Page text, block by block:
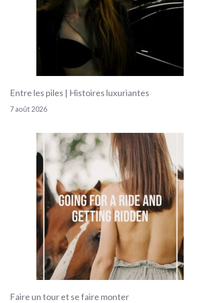
Entre les piles | Histoires luxuriantes
7 août 2026
Faire un tour et se faire monter